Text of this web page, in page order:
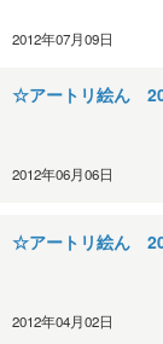
2012年07月09日
☆アートリ絵ん
2012年06月06日
☆アートリ絵ん
2012年04月02日